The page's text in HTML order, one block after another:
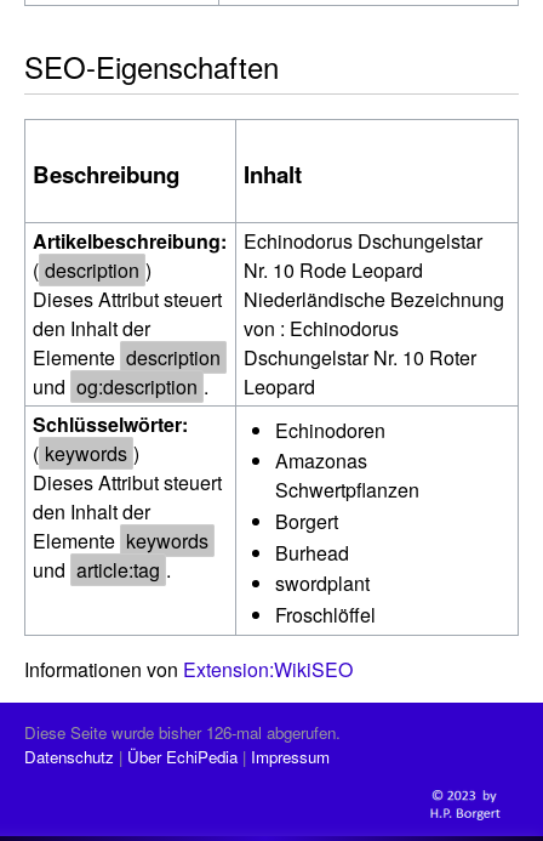
SEO-Eigenschaften
Beschreibung Inhalt
Artikelbeschreibung:
( description )
Dieses Attribut steuert
den Inhalt der
Elemente description
und og:description .
Echinodorus Dschungelstar
Nr. 10 Rode Leopard
Niederländische Bezeichnung
von : Echinodorus
Dschungelstar Nr. 10 Roter
Leopard
Schlüsselwörter:
( keywords )
Dieses Attribut steuert
den Inhalt der
Elemente keywords
und article:tag .
Echinodoren
Amazonas
Schwertpflanzen
Borgert
Burhead
swordplant
Froschlöffel
Informationen von Extension:WikiSEO
Diese Seite wurde bisher 126-mal abgerufen.
Datenschutz
Über EchiPedia Impressum